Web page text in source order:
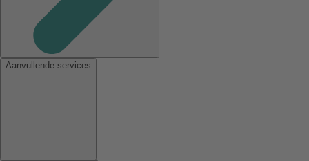
Aanvullende services